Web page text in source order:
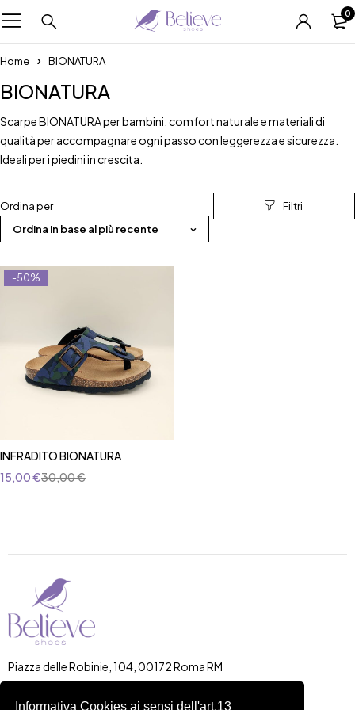
Informativa Cookies ai sensi dell'art.13
0
Home BIONATURA
BIONATURA
Scarpe BIONATURA per bambini: comfort naturale e materiali di
qualità per accompagnare ogni passo con leggerezza e sicurezza.
Ideali per i piedini in crescita.
Ordina per
Ordina in base al più recente
-50%
INFRADITO BIONATURA
30,00€
15,00€
Piazza delle Robinie, 104, 00172 Roma RM
P.IVA 14822091006
N.REA: RM-1548401